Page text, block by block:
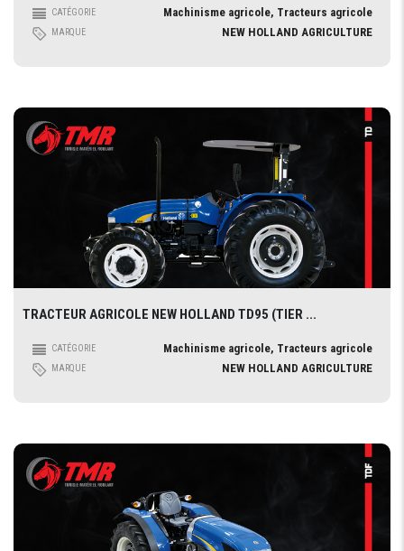
CATÉGORIE Machinisme agricole, Tracteurs agricole
MARQUE NEW HOLLAND AGRICULTURE
TRACTEUR AGRICOLE NEW HOLLAND TD95 (TIER ...
CATÉGORIE Machinisme agricole, Tracteurs agricole
MARQUE NEW HOLLAND AGRICULTURE